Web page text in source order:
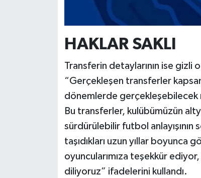
HAKLAR SAKLI
Transferin detaylarının ise gizli
“Gerçekleşen transferler
dönemlerde gerçekleşebilecek
Bu transferler, kulübümüzün
sürdürülebilir futbol
taşıdıkları uzun yıllar
oyuncularımıza teşekkür
diliyoruz” ifadelerini kullandı.